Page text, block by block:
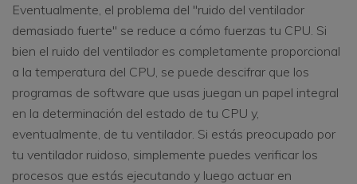
Eventualmente, el problema del "ruido del ventilador
demasiado fuerte" se reduce a cómo fuerzas tu CPU. Si
bien el ruido del ventilador es completamente proporcional
a la temperatura del CPU, se puede descifrar que los
programas de software que usas juegan un papel integral
en la determinación del estado de tu CPU y,
eventualmente, de tu ventilador. Si estás preocupado por
tu ventilador ruidoso, simplemente puedes verificar los
procesos que estás ejecutando y luego actuar en